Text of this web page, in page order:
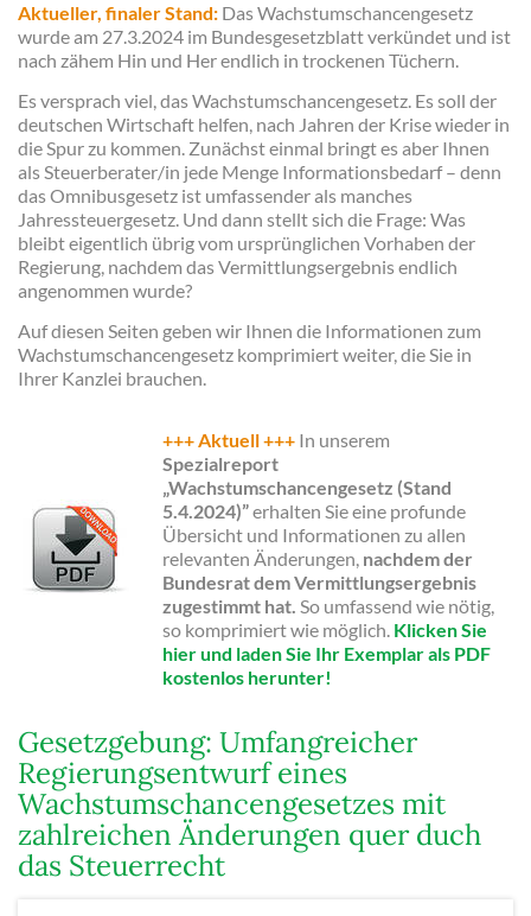
Aktueller, finaler Stand: Das Wachstumschancengesetz
wurde am 27.3.2024 im Bundesgesetzblatt verkündet und ist
nach zähem Hin und Her endlich in trockenen Tüchern.
Es versprach viel, das Wachstumschancengesetz. Es soll der
deutschen Wirtschaft helfen, nach Jahren der Krise wieder in
die Spur zu kommen. Zunächst einmal bringt es aber Ihnen
als Steuerberater/in jede Menge Informationsbedarf – denn
das Omnibusgesetz ist umfassender als manches
Jahressteuergesetz. Und dann stellt sich die Frage: Was
bleibt eigentlich übrig vom ursprünglichen Vorhaben der
Regierung, nachdem das Vermittlungsergebnis endlich
angenommen wurde?
Auf diesen Seiten geben wir Ihnen die Informationen zum
Wachstumschancengesetz komprimiert weiter, die Sie in
Ihrer Kanzlei brauchen.
+++ Aktuell +++ In unserem
Spezialreport
„Wachstumschancengesetz (Stand
5.4.2024)”erhalten Sie eine profunde
Übersicht und Informationen zu allen
relevanten Änderungen, nachdem der
Bundesrat dem Vermittlungsergebnis
zugestimmt hat. So umfassend wie nötig,
so komprimiert wie möglich. Klicken Sie
hier und laden Sie Ihr Exemplar als PDF
kostenlos herunter!
Gesetzgebung: Umfangreicher
Regierungsentwurf eines
Wachstumschancengesetzes mit
zahlreichen Änderungen quer duch
das Steuerrecht